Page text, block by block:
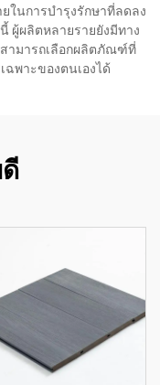
ในการบำรุงรักษาที่ลดลง
ผู้ผลิตหลายรายยังมีทาง
ามารถเลือกผลิตภัณฑ์ที่
พาะของตนเองได้